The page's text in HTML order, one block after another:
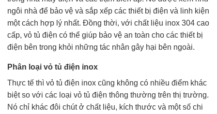
ngôi nhà để bảo vệ và sắp xếp các thiết bị điện và linh kiện
một cách hợp lý nhất. Đồng thời, với chất liệu inox 304 cao
cấp, vỏ tủ điện có thể giúp bảo vệ an toàn cho các thiết bị
điện bên trong khỏi những tác nhân gây hại bên ngoài.
Phân loại vỏ tủ điện inox
Thực tế thì vỏ tủ điện inox cũng không có nhiều điểm khác
biệt so với các loại vỏ tủ điện thông thường trên thị trường.
Nó chỉ khác đôi chút ở chất liệu, kích thước và một số chi